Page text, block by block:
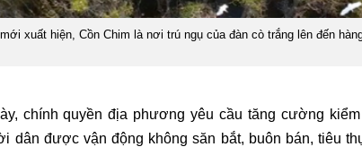
xuất hiện, Cồn Chim là nơi trú ngụ của đàn cò trắng lên đến
chính quyền địa phương yêu cầu tăng cường
dân được vận động không săn bắt, buôn bán, tiêu